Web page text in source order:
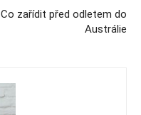
Co zařídit před odletem do
Austrálie